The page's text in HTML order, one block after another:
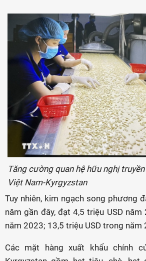
Tăng cường quan hệ hữu nghị
Việt Nam-Kyrgyzstan
Tuy nhiên, kim ngạch song phương
năm gần đây, đạt 4,5 triệu USD năm
năm 2023; 13,5 triệu USD trong năm
Các mặt hàng xuất khẩu chính